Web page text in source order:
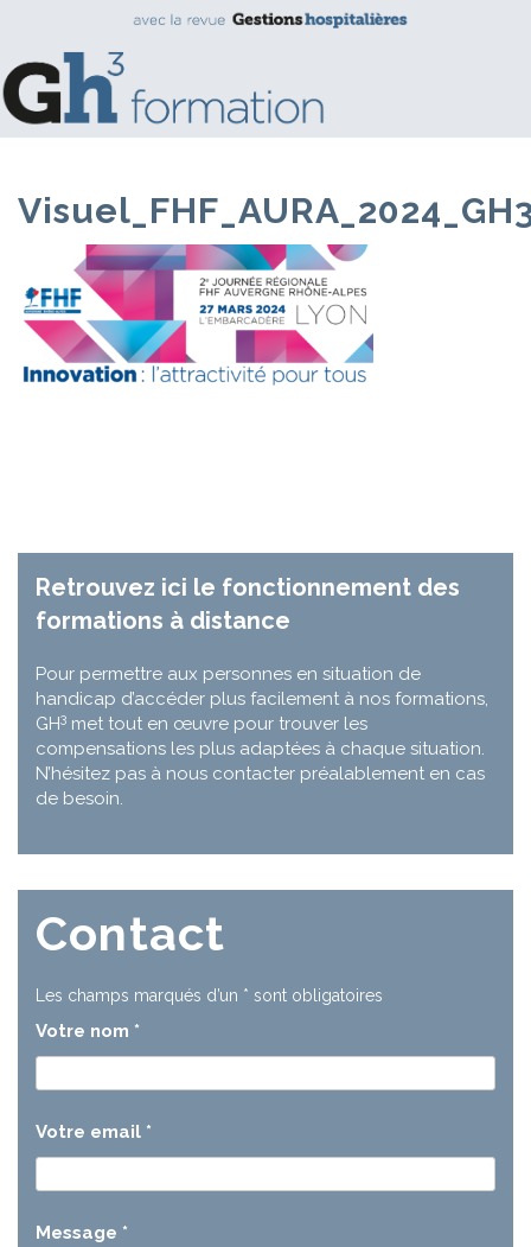
Retrouvez ici le fonctionnement des
formations à distance
Pour permettre aux personnes en situation de
handicap d’accéder plus facilement à nos formations,
GH3 met tout en œuvre pour trouver les
compensations les plus adaptées à chaque situation.
N’hésitez pas à nous contacter préalablement en cas
de besoin.
Contact
Les champs marqués d’un * sont obligatoires
Votre nom *
Votre email *
Message *